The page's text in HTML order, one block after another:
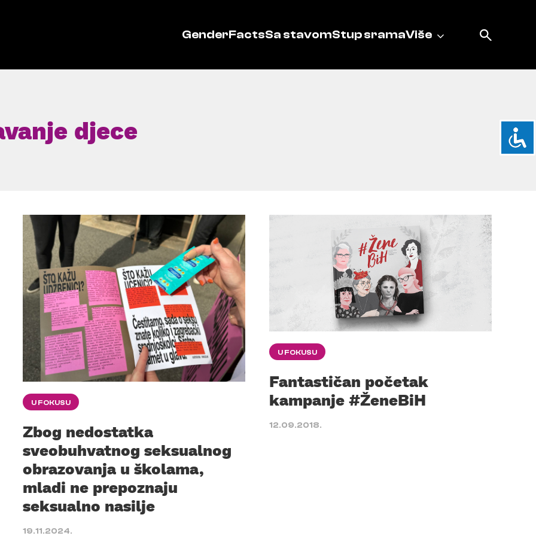
GenderFactsSa stavomStup sramaViše
djece
U FOKUSU
Zbog nedostatka
sveobuhvatnog seksualnog
obrazovanja u školama,
mladi ne prepoznaju
seksualno nasilje
19.11.2024.
U FOKUSU
Fantastičan početak
kampanje #ŽeneBiH
12.09.2018.